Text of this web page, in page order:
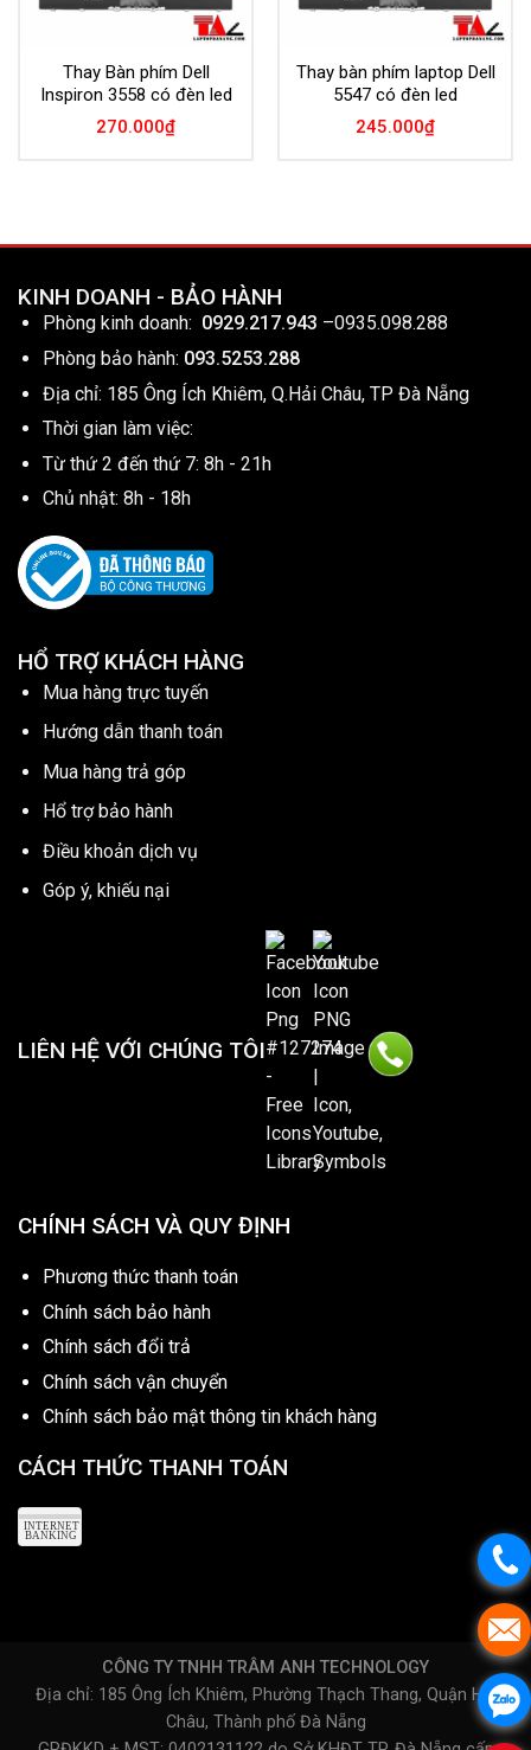
Thay Bàn phím Dell
Inspiron 3558 có đèn led
270.000₫
Thay bàn phím laptop Dell
5547 có đèn led
245.000₫
KINH DOANH - BẢO HÀNH
Phòng kinh doanh: 0929.217.943 –0935.098.288
Phòng bảo hành: 093.5253.288
Địa chỉ: 185 Ông Ích Khiêm, Q.Hải Châu, TP Đà Nẵng
Thời gian làm việc:
Từ thứ 2 đến thứ 7: 8h - 21h
Chủ nhật: 8h - 18h
HỔ TRỢ KHÁCH HÀNG
Mua hàng trực tuyến
Hướng dẫn thanh toán
Mua hàng trả góp
Hổ trợ bảo hành
Điều khoản dịch vụ
Góp ý, khiếu nại
LIÊN HỆ VỚI CHÚNG TÔI
CHÍNH SÁCH VÀ QUY ĐỊNH
Phương thức thanh toán
Chính sách bảo hành
Chính sách đổi trả
Chính sách vận chuyển
Chính sách bảo mật thông tin khách hàng
CÁCH THỨC THANH TOÁN
CÔNG TY TNHH TRÂM ANH TECHNOLOGY
Địa chỉ: 185 Ông Ích Khiêm, Phường Thạch Thang, Quận Hải
Châu, Thành phố Đà Nẵng